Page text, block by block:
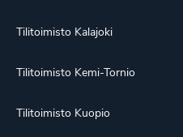
Tilitoimisto Kalajoki
Tilitoimisto Kemi-Tornio
Tilitoimisto Kuopio